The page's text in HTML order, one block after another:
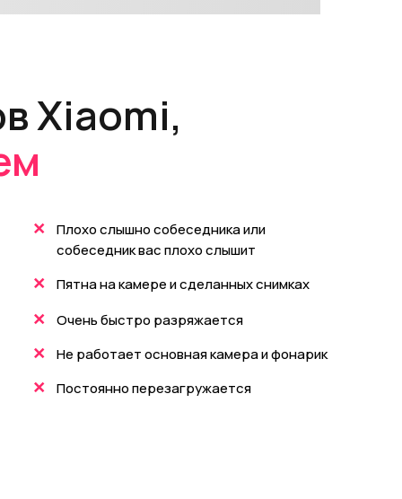
Xiaomi,
+Плохо слышно собеседника или
собеседник вас плохо слышит
+Пятна на камере и сделанных снимках
+Очень быстро разряжается
+Не работает основная камера и фонарик
+Постоянно перезагружается